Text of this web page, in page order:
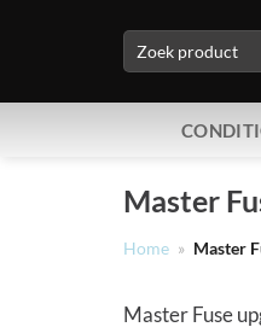
naar:
Master
Home » Master
Master Fuse